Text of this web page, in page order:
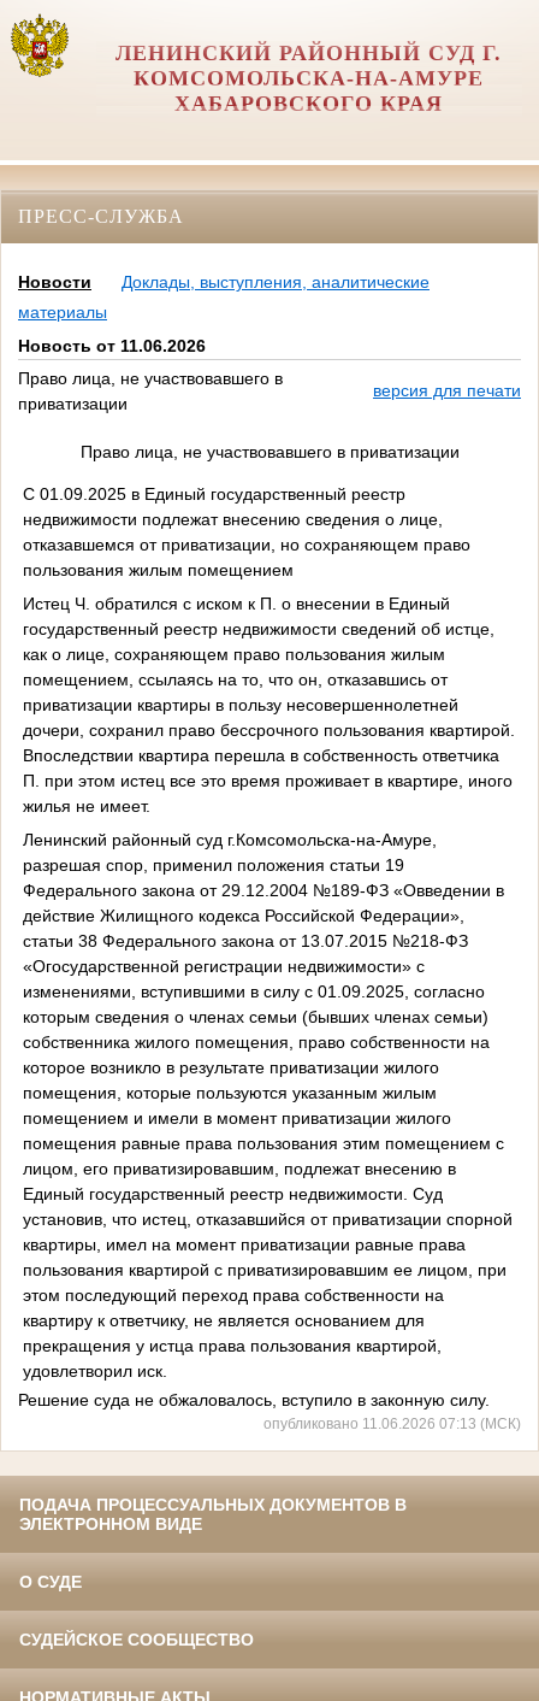
ЛЕНИНСКИЙ РАЙОННЫЙ СУД Г.
КОМСОМОЛЬСКА-НА-АМУРЕ
ХАБАРОВСКОГО КРАЯ
ПРЕСС-СЛУЖБА
Новости
Доклады, выступления, аналитические
материалы
Новость от 11.06.2026
Право лица, не участвовавшего в
приватизации
версия для печати
Право лица, не участвовавшего в приватизации
С 01.09.2025 в Единый государственный реестр
недвижимости подлежат внесению сведения о лице,
отказавшемся от приватизации, но сохраняющем право
пользования жилым помещением
Истец Ч. обратился с иском к П. о внесении в Единый
государственный реестр недвижимости сведений об истце,
как о лице, сохраняющем право пользования жилым
помещением, ссылаясь на то, что он, отказавшись от
приватизации квартиры в пользу несовершеннолетней
дочери, сохранил право бессрочного пользования квартирой.
Впоследствии квартира перешла в собственность ответчика
П. при этом истец все это время проживает в квартире, иного
жилья не имеет.
Ленинский районный суд г.Комсомольска-на-Амуре,
разрешая спор, применил положения статьи 19
Федерального закона от 29.12.2004 №189-ФЗ «Овведении в
действие Жилищного кодекса Российской Федерации»,
статьи 38 Федерального закона от 13.07.2015 №218-ФЗ
«Огосударственной регистрации недвижимости» с
изменениями, вступившими в силу с 01.09.2025, согласно
которым сведения о членах семьи (бывших членах семьи)
собственника жилого помещения, право собственности на
которое возникло в результате приватизации жилого
помещения, которые пользуются указанным жилым
помещением и имели в момент приватизации жилого
помещения равные права пользования этим помещением с
лицом, его приватизировавшим, подлежат внесению в
Единый государственный реестр недвижимости. Суд
установив, что истец, отказавшийся от приватизации спорной
квартиры, имел на момент приватизации равные права
пользования квартирой с приватизировавшим ее лицом, при
этом последующий переход права собственности на
квартиру к ответчику, не является основанием для
прекращения у истца права пользования квартирой,
удовлетворил иск.
Решение суда не обжаловалось, вступило в законную силу.
опубликовано 11.06.2026 07:13 (МСК)
ПОДАЧА ПРОЦЕССУАЛЬНЫХ ДОКУМЕНТОВ В
ЭЛЕКТРОННОМ ВИДЕ
О СУДЕ
СУДЕЙСКОЕ СООБЩЕСТВО